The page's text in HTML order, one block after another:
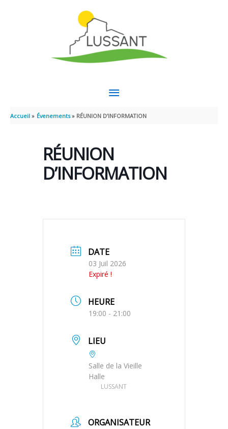
MENU
PRINCIPAL
Accueil Évenements RÉUNION D’INFORMATION
RÉUNION
D’INFORMATION
DATE
03 Juil 2026
Expiré !
HEURE
19:00 - 21:00
LIEU
Salle de la Vieille
Halle
LUSSANT
ORGANISATEUR